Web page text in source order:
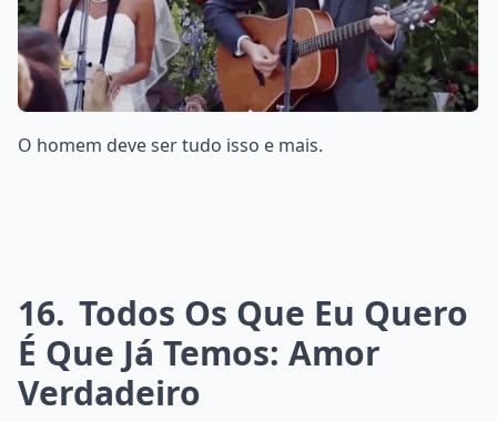
O homem deve ser tudo isso e mais.
16 Todos Os Que Eu Quero
É Que Já Temos: Amor
Verdadeiro